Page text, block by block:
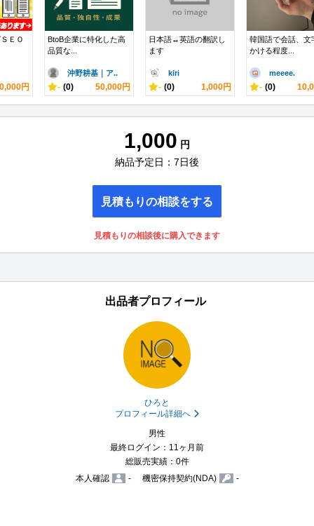
ＥＯ
円
BtoB企業に特化した高
品質な...
沖野耕基｜ア..
- (0) 50,000円
日本語↔英語の翻訳し
ます
kiri
- (0) 1,000円
韓国語で会話、文
かける程度...
meeee.
- (0)
1,000 円
納品予定日：7日後
見積もりの相談をする
見積もりの相談後に購入できます
出品者プロフィール
ひろと
プロフィール詳細へ
男性
最終ログイン：11ヶ月前
総販売実績：0件
本人確認
- 機密保持契約(NDA) -